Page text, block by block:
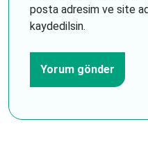
posta adresim ve site
kaydedilsin.